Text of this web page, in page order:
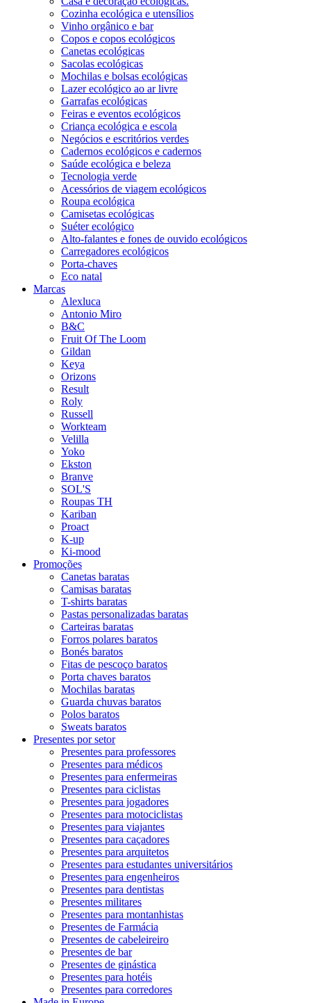
Cozinha ecológica e utensílios
Vinho orgânico e bar
Copos e copos ecológicos
Canetas ecológicas
Sacolas ecológicas
Mochilas e bolsas ecológicas
Lazer ecológico ao ar livre
Garrafas ecológicas
Feiras e eventos ecológicos
Criança ecológica e escola
Negócios e escritórios verdes
Cadernos ecológicos e cadernos
Saúde ecológica e beleza
Tecnologia verde
Acessórios de viagem ecológicos
Roupa ecológica
Camisetas ecológicas
Suéter ecológico
Alto-falantes e fones de ouvido ecológicos
Carregadores ecológicos
Porta-chaves
Eco natal
Marcas
Alexluca
Antonio Miro
B&C
Fruit Of The Loom
Gildan
Keya
Orizons
Result
Roly
Russell
Workteam
Velilla
Yoko
Ekston
Branve
SOL'S
Roupas TH
Kariban
Proact
K-up
Ki-mood
Promoções
Canetas baratas
Camisas baratas
T-shirts baratas
Pastas personalizadas baratas
Carteiras baratas
Forros polares baratos
Bonés baratos
Fitas de pescoço baratos
Porta chaves baratos
Mochilas baratas
Guarda chuvas baratos
Polos baratos
Sweats baratos
Presentes por setor
Presentes para professores
Presentes para médicos
Presentes para enfermeiras
Presentes para ciclistas
Presentes para jogadores
Presentes para motociclistas
Presentes para viajantes
Presentes para caçadores
Presentes para arquitetos
Presentes para estudantes universitários
Presentes para engenheiros
Presentes para dentistas
Presentes militares
Presentes para montanhistas
Presentes de Farmácia
Presentes de cabeleireiro
Presentes de bar
Presentes de ginástica
Presentes para hotéis
Presentes para corredores